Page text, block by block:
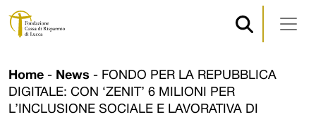
Navigazione principale
Home - News - FONDO PER LA REPUBBLICA
DIGITALE: CON ‘ZENIT’ 6 MILIONI PER
L’INCLUSIONE SOCIALE E LAVORATIVA DI